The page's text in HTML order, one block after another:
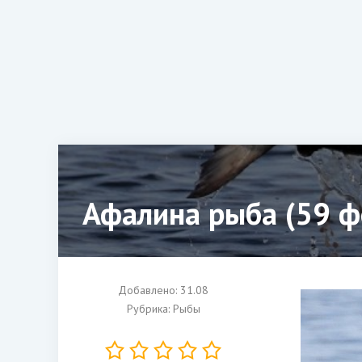
Афалина рыба (59
Добавлено: 31.08
Рубрика: Рыбы